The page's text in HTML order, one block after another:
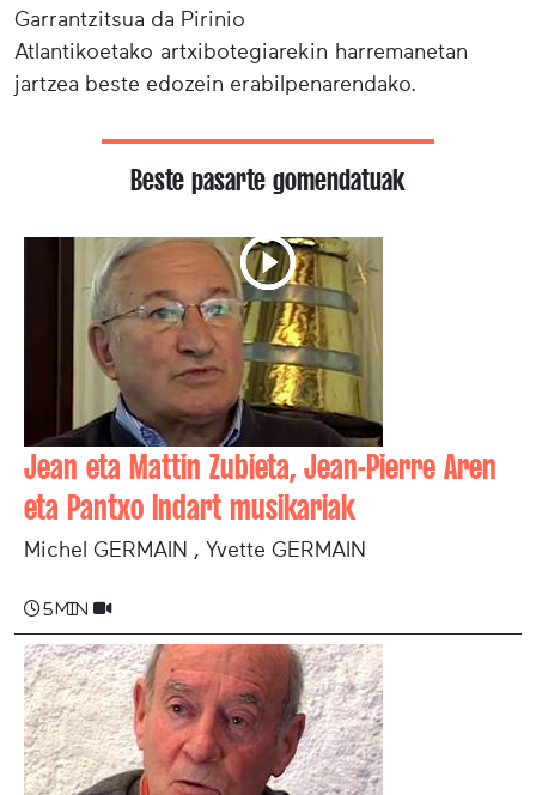
Garrantzitsua da Pirinio
Atlantikoetako artxibotegiarekin harremanetan
jartzea beste edozein erabilpenarendako.
Beste pasarte gomendatuak
Jean eta Mattin Zubieta, Jean-Pierre Aren
eta Pantxo Indart musikariak
Michel GERMAIN , Yvette GERMAIN
5 min